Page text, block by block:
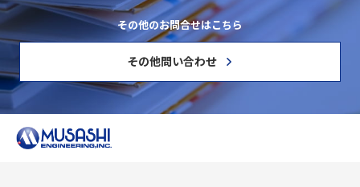
その他のお問合せはこちら
その他問い合わせ